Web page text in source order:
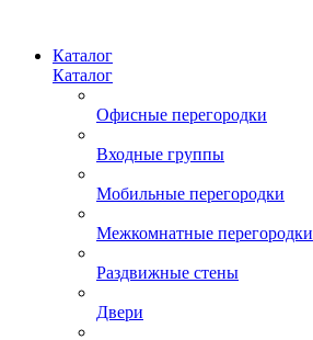
Каталог
Каталог
Офисные перегородки
Входные группы
Мобильные перегородки
Межкомнатные перегородки
Раздвижные стены
Двери